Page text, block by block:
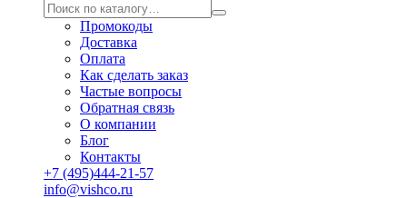
Промокоды
Доставка
Оплата
Как сделать заказ
Частые вопросы
Обратная связь
О компании
Блог
Контакты
+7 (495)444-21-57
info@vishco.ru